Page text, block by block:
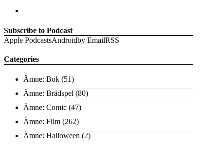
Subscribe to Podcast
Apple PodcastsAndroidby EmailRSS
Categories
Ämne: Bok (51)
Ämne: Brädspel (80)
Ämne: Comic (47)
Ämne: Film (262)
Ämne: Halloween (2)